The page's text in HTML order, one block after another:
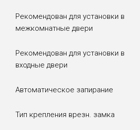
Рекомендован для установки в
межкомнатные двери
Рекомендован для установки в
входные двери
Автоматическое запирание
Тип крепления врезн. замка